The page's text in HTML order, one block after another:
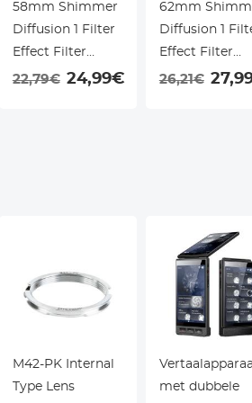
58mm Shimmer
Diffusion 1 Filter
Effect Filter
Optisch Glas 18
22,79€ 24,99€
62mm
Diffusion 1
Effect Filter
Optisch Glas
26,21€
M42-PK Internal
Type Lens
met dubbele